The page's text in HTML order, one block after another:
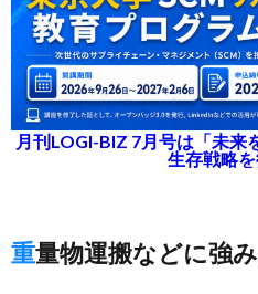
月刊LOGI-BIZ 7月号は「未来
生存戦略
重量物運搬などに強